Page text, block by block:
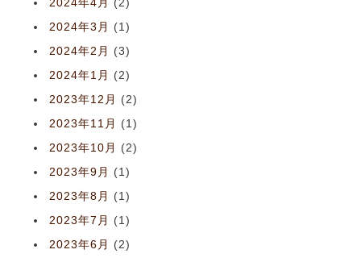
2024年4月
(2)
2024年3月
(1)
2024年2月
(3)
2024年1月
(2)
2023年12月
(2)
2023年11月
(1)
2023年10月
(2)
2023年9月
(1)
2023年8月
(1)
2023年7月
(1)
2023年6月
(2)